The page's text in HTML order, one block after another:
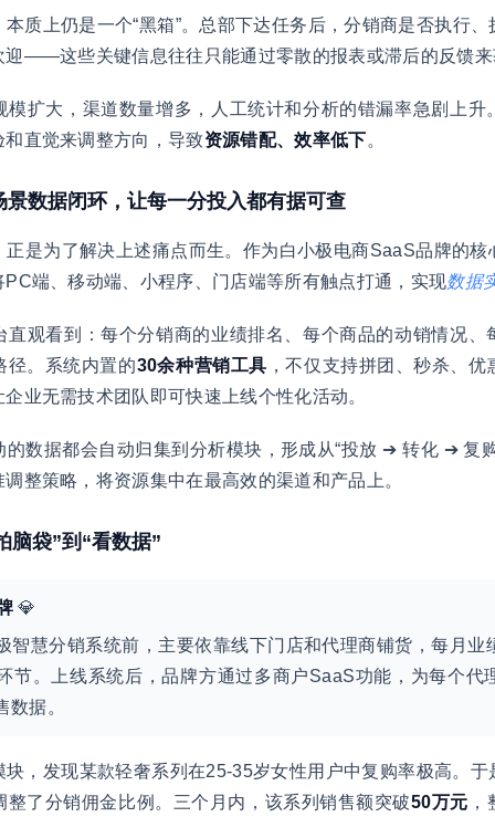
质上仍是一个“黑箱”。总部下达任务后，分销商是否执行
迎——这些关键信息往往只能通过零散的报表或滞后的反馈
模扩大，渠道数量增多，人工统计和分析的错漏率急剧上升
直觉来调整方向，导致资源错配、效率低下。
景数据闭环，让每一分投入都有据可查
正是为了解决上述痛点而生。作为白小极电商SaaS品牌的核
端、移动端、小程序、门店端等所有触点打通，实现数据
直观看到：每个分销商的业绩排名、每个商品的动销情况、
径。系统内置的30余种营销工具 ，不仅支持拼团、秒杀、
业无需技术团队即可快速上线个性化活动。
的数据都会自动归集到分析模块，形成从“投放 ➔ 转化 ➔ 复
整策略，将资源集中在最高效的渠道和产品上。
脑袋”到“看数据”
💎
智慧分销系统前，主要依靠线下门店和代理商铺货，每月业
节。上线系统后，品牌方通过多商户SaaS功能，为每个代
据。
，发现某款轻奢系列在25-35岁女性用户中复购率极高。
整了分销佣金比例。三个月内，该系列销售额突破50万元